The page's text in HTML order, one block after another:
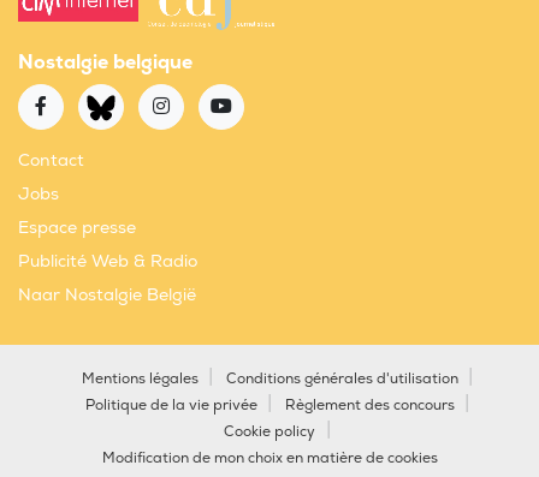
Nostalgie belgique
Contact
Jobs
Espace presse
Publicité Web & Radio
Naar Nostalgie België
Mentions légales
Conditions générales d'utilisation
Politique de la vie privée
Règlement des concours
Cookie policy
Modification de mon choix en matière de cookies